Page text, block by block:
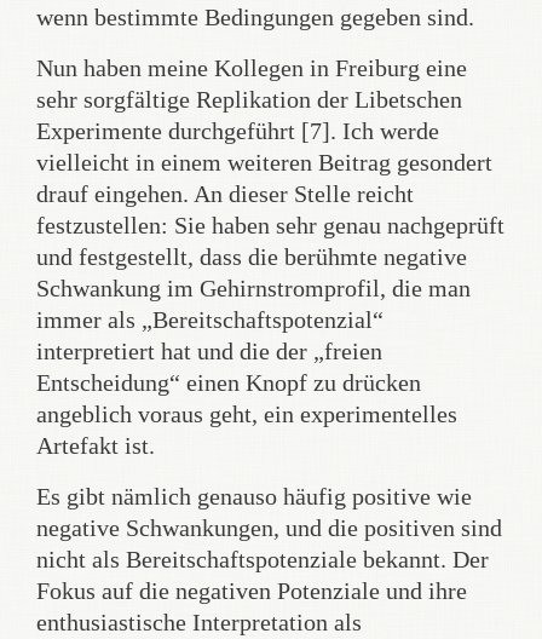
wenn bestimmte Bedingungen gegeben sind.
Nun haben meine Kollegen in Freiburg eine
sehr sorgfältige Replikation der Libetschen
Experimente durchgeführt [7]. Ich werde
vielleicht in einem weiteren Beitrag gesondert
drauf eingehen. An dieser Stelle reicht
festzustellen: Sie haben sehr genau nachgeprüft
und festgestellt, dass die berühmte negative
Schwankung im Gehirnstromprofil, die man
immer als „Bereitschaftspotenzial“
interpretiert hat und die der „freien
Entscheidung“ einen Knopf zu drücken
angeblich voraus geht, ein experimentelles
Artefakt ist.
Es gibt nämlich genauso häufig positive wie
negative Schwankungen, und die positiven sind
nicht als Bereitschaftspotenziale bekannt. Der
Fokus auf die negativen Potenziale und ihre
enthusiastische Interpretation als